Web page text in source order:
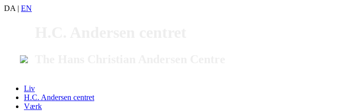
DA | EN
Liv
H.C. Andersen centret
Værk